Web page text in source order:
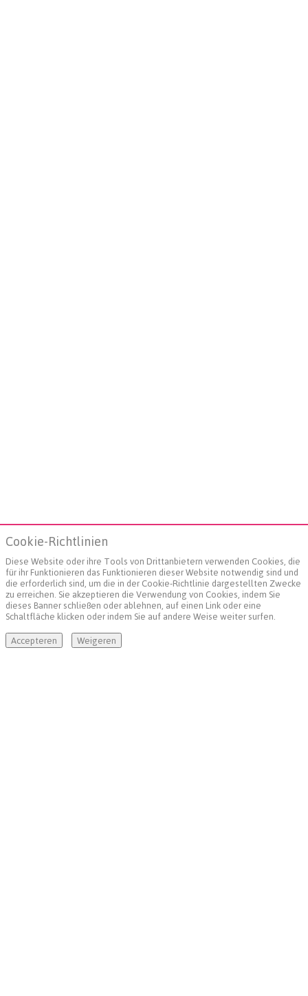
Cookie-Richtlinien
Diese Website oder ihre Tools von Drittanbietern verwenden Cookies, die
für ihr Funktionieren das Funktionieren dieser Website notwendig sind und
die erforderlich sind, um die in der Cookie-Richtlinie dargestellten Zwecke
zu erreichen. Sie akzeptieren die Verwendung von Cookies, indem Sie
dieses Banner schließen oder ablehnen, auf einen Link oder eine
Schaltfläche klicken oder indem Sie auf andere Weise weiter surfen.
Accepteren Weigeren